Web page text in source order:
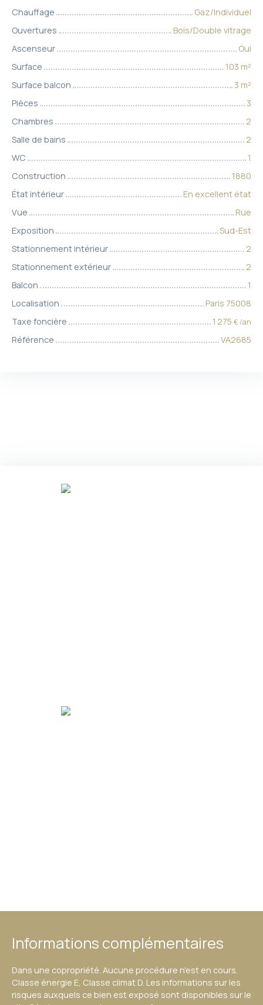
Chauffage
Gaz/Individuel
Ouvertures
Bois/Double vitrage
Ascenseur
Oui
Surface
103 m²
Surface balcon
3 m²
Pièces
3
Chambres
2
Salle de bains
2
WC
1
Construction
1880
État intérieur
En excellent état
Vue
Rue
Exposition
Sud-Est
Stationnement intérieur
2
Stationnement extérieur
2
Balcon
1
Localisation
Paris 75008
Taxe foncière
1 275 € /an
Référence VA2685
Informations complémentaires
Dans une copropriété. Aucune procédure n'est en cours.
Classe énergie E, Classe climat D. Les informations sur les
risques auxquels ce bien est exposé sont disponibles sur le